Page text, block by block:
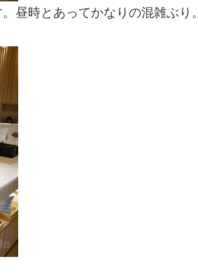
昼時とあってかなりの混雑ぶり。